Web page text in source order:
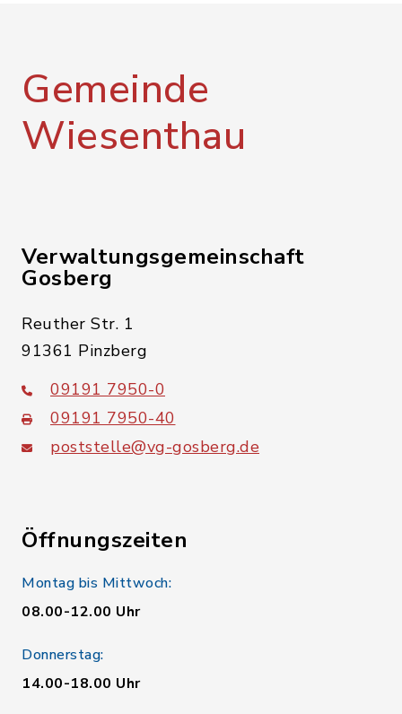
Gemeinde
Wiesenthau
Verwaltungsgemeinschaft
Gosberg
Reuther Str. 1
91361 Pinzberg
09191 7950-0
09191 7950-40
poststelle@vg-gosberg.de
Öffnungszeiten
Montag bis Mittwoch:
08.00-12.00 Uhr
Donnerstag:
14.00-18.00 Uhr